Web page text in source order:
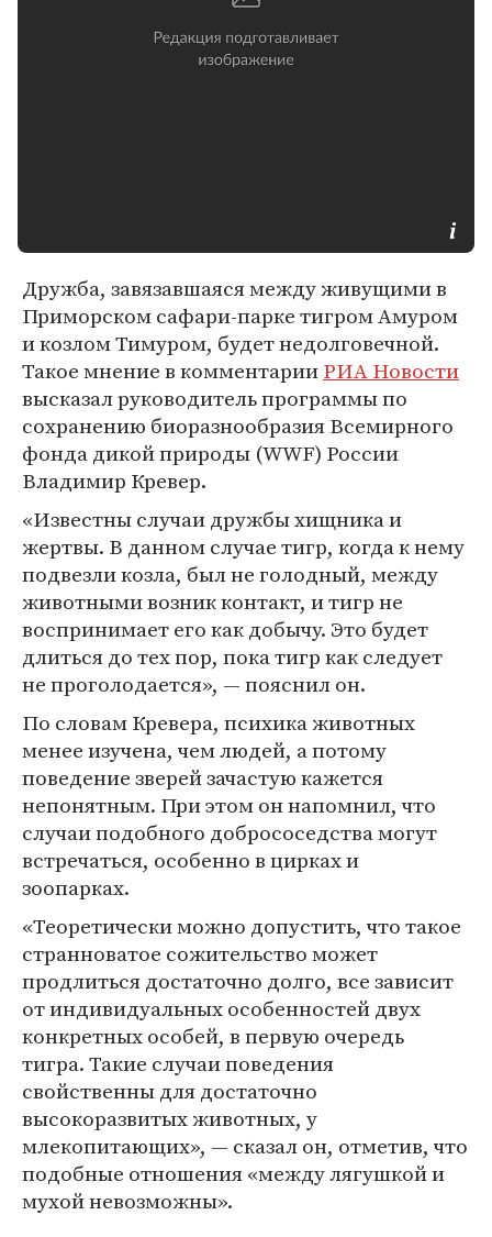
Дружба, завязавшаяся между живущими в
Приморском сафари-парке тигром Амуром
и козлом Тимуром, будет недолговечной.
Такое мнение в комментарииРИА Новости
высказал руководитель программы по
сохранению биоразнообразия Всемирного
фонда дикой природы (WWF) России
Владимир Кревер.
«Известны случаи дружбы хищника и
жертвы. В данном случае тигр, когда к нему
подвезли козла, был не голодный, между
животными возник контакт, и тигр не
воспринимает его как добычу. Это будет
длиться до тех пор, пока тигр как следует
не проголодается», — пояснил он.
По словам Кревера, психика животных
менее изучена, чем людей, а потому
поведение зверей зачастую кажется
непонятным. При этом он напомнил, что
случаи подобного добрососедства могут
встречаться, особенно в цирках и
зоопарках.
«Теоретически можно допустить, что такое
странноватое сожительство может
продлиться достаточно долго, все зависит
от индивидуальных особенностей двух
конкретных особей, в первую очередь
тигра. Такие случаи поведения
свойственны для достаточно
высокоразвитых животных, у
млекопитающих», — сказал он, отметив, что
подобные отношения «между лягушкой и
мухой невозможны».